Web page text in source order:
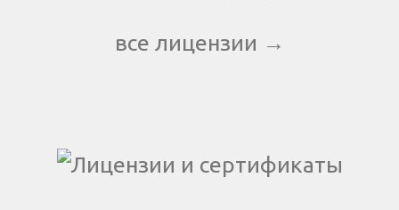
все лицензии →